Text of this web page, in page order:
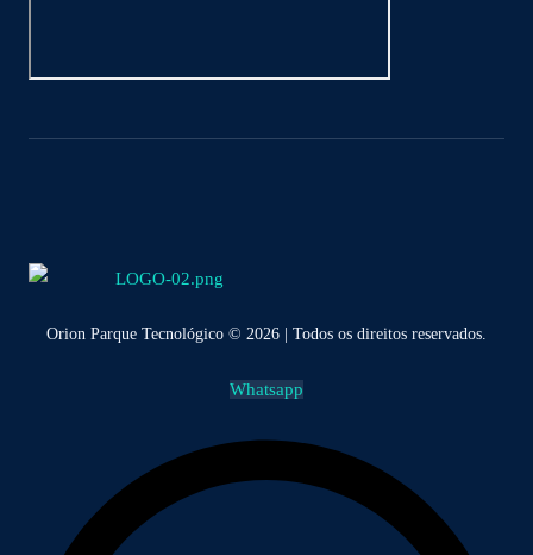
Orion Parque Tecnológico © 2026 | Todos os direitos reservados.
Whatsapp